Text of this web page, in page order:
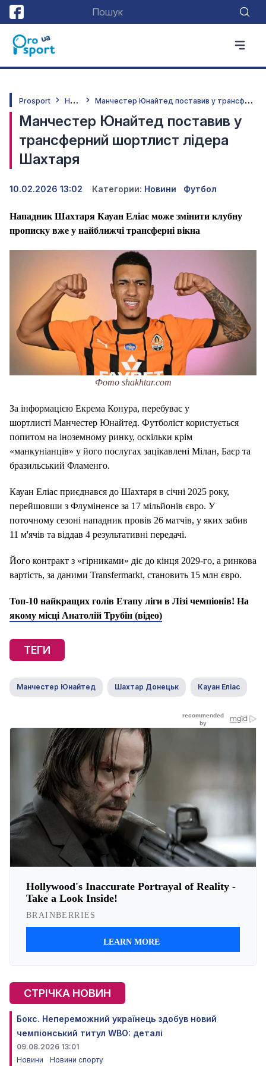
Prosport Н
овини М
анчестер Юнайтед поставив у трансферний шортлист лідера Шахтаря
Манчестер Юнайтед поставив у
трансферний шортлист лідера
Шахтаря
10.02.2026 13:02 Категории: Новини Футбол
Нападник Шахтаря Кауан Еліас може змінити клубну
прописку вже у найближчі трансферні вікна
Фото shakhtar.com
За інформацією Екрема Конура, перебуває у
шортлисті Манчестер Юнайтед. Футболіст користується
попитом на іноземному ринку, оскільки крім
«манкуніанців» у його послугах зацікавлені Мілан, Баєр та
бразильський Фламенго.
Кауан Еліас приєднався до Шахтаря в січні 2025 року,
перейшовши з Флуміненсе за 17 мільйонів євро. У
поточному сезоні нападник провів 26 матчів, у яких забив
11 м'ячів та віддав 4 результативні передачі.
Його контракт з «гірниками» діє до кінця 2029-го, а ринкова
вартість, за даними Transfermarkt, становить 15 млн євро.
Топ-10 найкращих голів Етапу ліги в Лізі чемпіонів! На
якому місці Анатолій Трубін (відео)
ТЕГИ
Манчестер Юнайтед Шахтар Донецьк Кауан Еліас
СТРІЧКА НОВИН
Бокс. Непереможний українець здобув новий
чемпіонський титул WBO: деталі
09.08.2026 13:01
Новини
Новини спорту